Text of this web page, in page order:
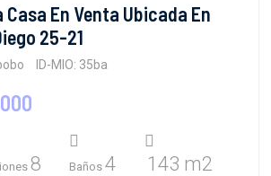
Casa En Venta Ubicada En
25-21
ID-MIO: 35ba
8 Baños 4 143 m2